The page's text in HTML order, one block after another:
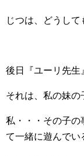
じつは、どうして
後日『ユーリ先生
それは、私の妹の
私・・・その子の
て一緒に遊んでい